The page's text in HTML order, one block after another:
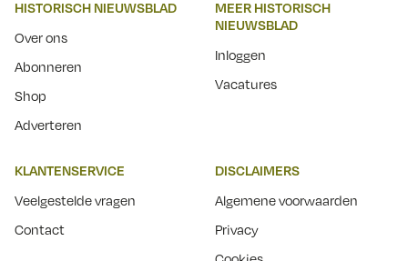
HISTORISCH NIEUWSBLAD
Over ons
Abonneren
Shop
Adverteren
MEER HISTORISCH
NIEUWSBLAD
Inloggen
Vacatures
KLANTENSERVICE
Veelgestelde vragen
Contact
DISCLAIMERS
Algemene voorwaarden
Privacy